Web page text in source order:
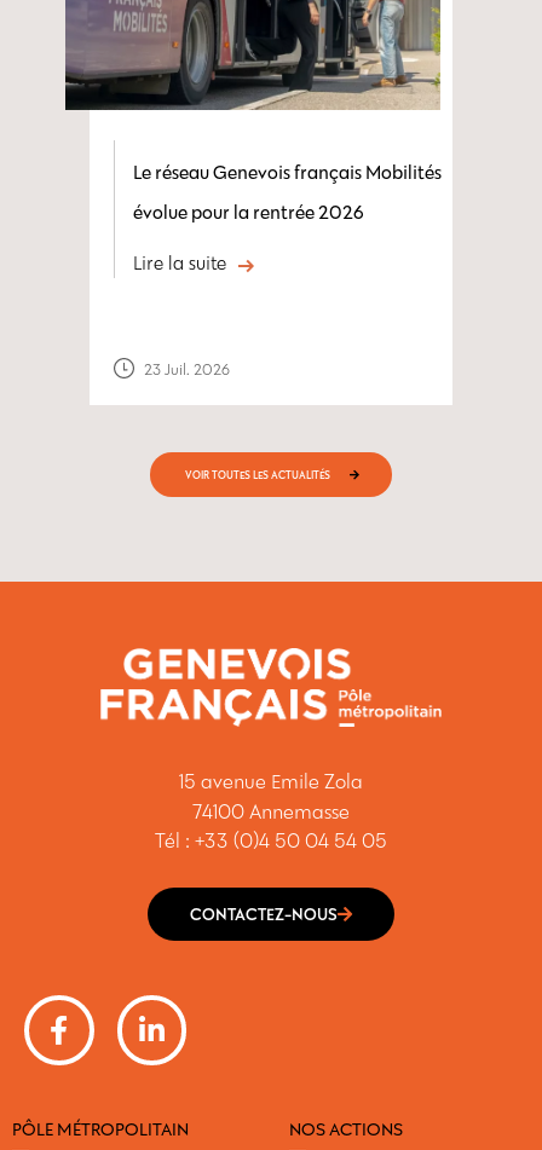
Le réseau Genevois français Mobilités
évolue pour la rentrée 2026
Lire la suite
23 Juil. 2026
VOIR TOUTES LES ACTUALITÉS
15 avenue Emile Zola
74100 Annemasse
Tél : +33 (0)4 50 04 54 05
CONTACTEZ-NOUS
PÔLE MÉTROPOLITAIN NOS ACTIONS